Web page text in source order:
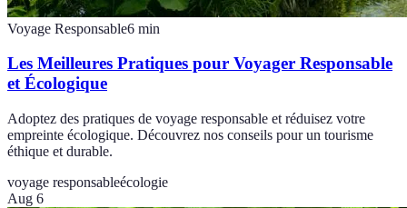
Voyage Responsable6 min
Les Meilleures Pratiques pour Voyager Responsable
et Écologique
Adoptez des pratiques de voyage responsable et réduisez votre
empreinte écologique. Découvrez nos conseils pour un tourisme
éthique et durable.
voyage responsableécologie
Aug 6